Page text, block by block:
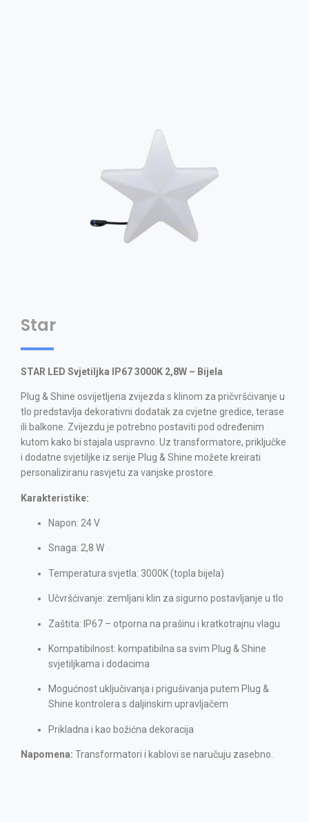
Star
STAR LED Svjetiljka IP67 3000K 2,8W – Bijela
Plug & Shine osvijetljena zvijezda s klinom za pričvršćivanje u
tlo predstavlja dekorativni dodatak za cvjetne gredice, terase
ili balkone. Zvijezdu je potrebno postaviti pod određenim
kutom kako bi stajala uspravno. Uz transformatore, priključke
i dodatne svjetiljke iz serije Plug & Shine možete kreirati
personaliziranu rasvjetu za vanjske prostore.
Karakteristike:
Napon: 24 V
Snaga: 2,8 W
Temperatura svjetla: 3000K (topla bijela)
Učvršćivanje: zemljani klin za sigurno postavljanje u tlo
Zaštita: IP67 – otporna na prašinu i kratkotrajnu vlagu
Kompatibilnost: kompatibilna sa svim Plug & Shine
svjetiljkama i dodacima
Mogućnost uključivanja i prigušivanja putem Plug &
Shine kontrolera s daljinskim upravljačem
Prikladna i kao božićna dekoracija
Napomena: Transformatori i kablovi se naručuju zasebno.